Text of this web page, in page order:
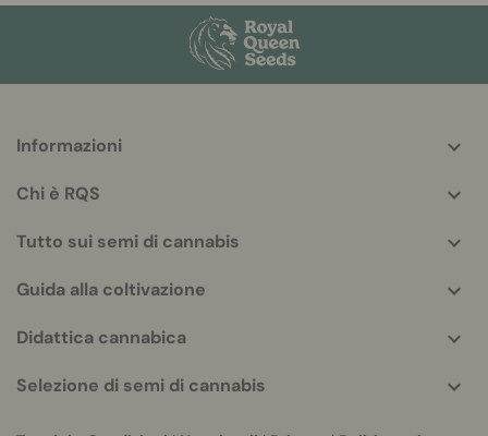
More
info
Informazioni
Chi è RQS
Tutto sui semi di cannabis
Guida alla coltivazione
Didattica cannabica
Selezione di semi di cannabis